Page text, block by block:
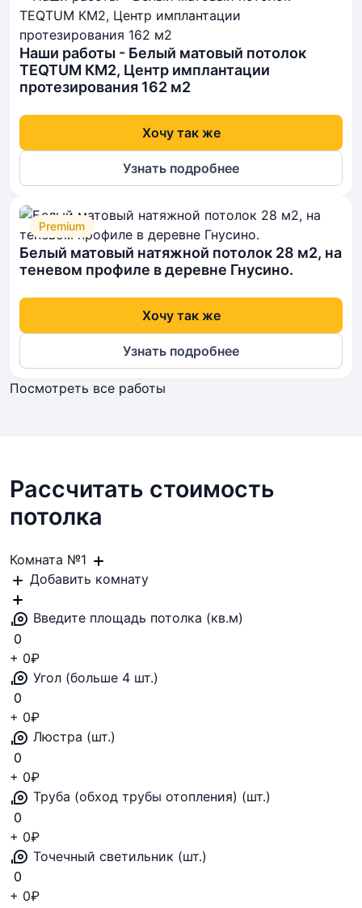
Наши работы - Белый матовый потолок
TEQTUM КМ2, Центр имплантации
протезирования 162 м2
Хочу так же
Узнать подробнее
Premium
Белый матовый натяжной потолок 28 м2, на
теневом профиле в деревне Гнусино.
Хочу так же
Узнать подробнее
Посмотреть все работы
Рассчитать стоимость
потолка
Комната №1
Добавить комнату
Введите площадь потолка (кв.м)
+ 0₽
Угол (больше 4 шт.)
+ 0₽
Люстра (шт.)
+ 0₽
Труба (обход трубы отопления) (шт.)
+ 0₽
Точечный светильник (шт.)
+ 0₽